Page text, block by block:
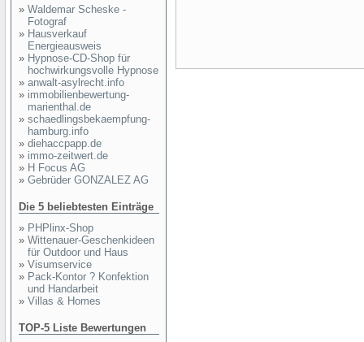
» Waldemar Scheske -
Fotograf
» Hausverkauf
Energieausweis
» Hypnose-CD-Shop für
hochwirkungsvolle Hypnose
» anwalt-asylrecht.info
» immobilienbewertung-
marienthal.de
» schaedlingsbekaempfung-
hamburg.info
» diehaccpapp.de
» immo-zeitwert.de
» H Focus AG
» Gebrüder GONZALEZ AG
Die 5 beliebtesten Einträge
» PHPlinx-Shop
» Wittenauer-Geschenkideen
für Outdoor und Haus
» Visumservice
» Pack-Kontor ? Konfektion
und Handarbeit
» Villas & Homes
TOP-5 Liste Bewertungen